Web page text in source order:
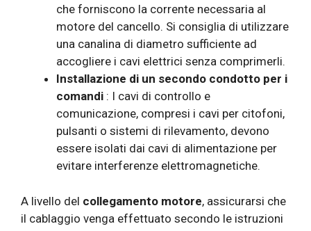
che forniscono la corrente necessaria al
motore del cancello. Si consiglia di utilizzare
una canalina di diametro sufficiente ad
accogliere i cavi elettrici senza comprimerli.
Installazione di un secondo condotto per i
comandi : I cavi di controllo e
comunicazione, compresi i cavi per citofoni,
pulsanti o sistemi di rilevamento, devono
essere isolati dai cavi di alimentazione per
evitare interferenze elettromagnetiche.
A livello del collegamento motore, assicurarsi che
il cablaggio venga effettuato secondo le istruzioni